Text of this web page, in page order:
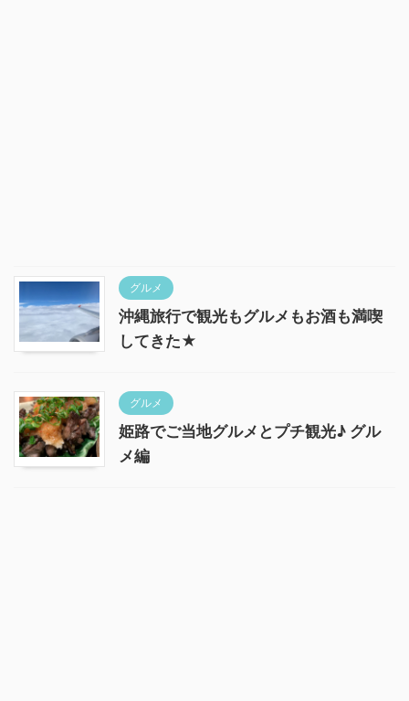
グルメ
沖縄旅行で観光もグルメもお酒も満喫
してきた★
グルメ
姫路でご当地グルメとプチ観光♪ グル
メ編